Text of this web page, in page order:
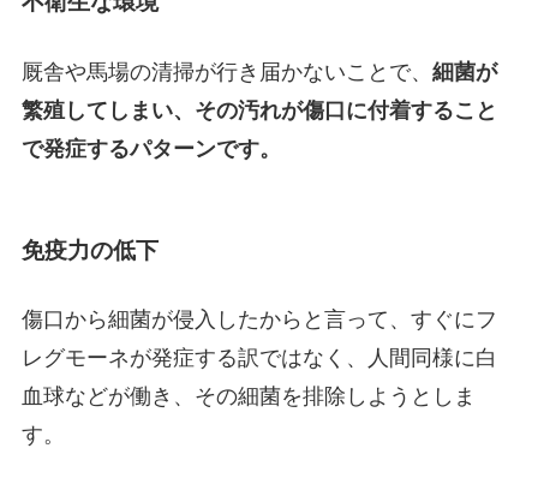
厩舎や馬場の清掃が行き届かないことで、 細菌が
繁殖してしまい、その汚れが傷口に付着すること
で発症するパターンです。
免疫力の低下
傷口から細菌が侵入したからと言って、すぐにフ
レグモーネが発症する訳ではなく、人間同様に白
血球などが働き、その細菌を排除しようとしま
す。